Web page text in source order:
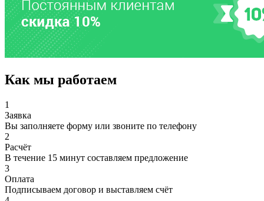
Как мы работаем
1
Заявка
Вы заполняете форму или звоните по телефону
2
Расчёт
В течение 15 минут составляем предложение
3
Оплата
Подписываем договор и выставляем счёт